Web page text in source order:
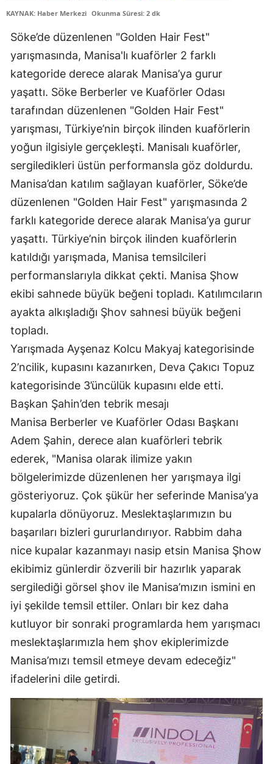
KAYNAK: Haber Merkezi Okunma Süresi: 2 dk
Söke’de düzenlenen "Golden Hair Fest"
yarışmasında, Manisa'lı kuaförler 2 farklı
kategoride derece alarak Manisa’ya gurur
yaşattı. Söke Berberler ve Kuaförler Odası
tarafından düzenlenen "Golden Hair Fest"
yarışması, Türkiye’nin birçok ilinden kuaförlerin
yoğun ilgisiyle gerçekleşti. Manisalı kuaförler,
sergiledikleri üstün performansla göz doldurdu.
Manisa’dan katılım sağlayan kuaförler, Söke’de
düzenlenen "Golden Hair Fest" yarışmasında 2
farklı kategoride derece alarak Manisa’ya gurur
yaşattı. Türkiye’nin birçok ilinden kuaförlerin
katıldığı yarışmada, Manisa temsilcileri
performanslarıyla dikkat çekti. Manisa Şhow
ekibi sahnede büyük beğeni topladı. Katılımcıların
ayakta alkışladığı Şhov sahnesi büyük beğeni
topladı.
Yarışmada Ayşenaz Kolcu Makyaj kategorisinde
2’ncilik, kupasını kazanırken, Deva Çakıcı Topuz
kategorisinde 3’üncülük kupasını elde etti.
Başkan Şahin’den tebrik mesajı
Manisa Berberler ve Kuaförler Odası Başkanı
Adem Şahin, derece alan kuaförleri tebrik
ederek, "Manisa olarak ilimize yakın
bölgelerimizde düzenlenen her yarışmaya ilgi
gösteriyoruz. Çok şükür her seferinde Manisa’ya
kupalarla dönüyoruz. Meslektaşlarımızın bu
başarıları bizleri gururlandırıyor. Rabbim daha
nice kupalar kazanmayı nasip etsin Manisa Şhow
ekibimiz günlerdir özverili bir hazırlık yaparak
sergilediği görsel şhov ile Manisa’mızın ismini en
iyi şekilde temsil ettiler. Onları bir kez daha
kutluyor bir sonraki programlarda hem yarışmacı
meslektaşlarımızla hem şhov ekiplerimizde
Manisa’mızı temsil etmeye devam edeceğiz"
ifadelerini dile getirdi.